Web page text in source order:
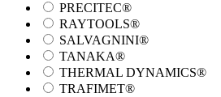
PRECITEC®
RAYTOOLS®
SALVAGNINI®
TANAKA®
THERMAL DYNAMICS®
TRAFIMET®